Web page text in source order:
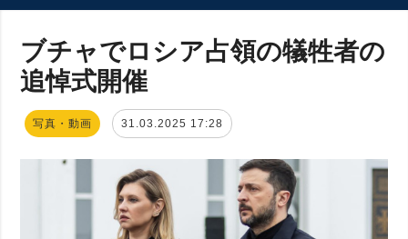
全てのトピック
被占領地
政治
経済・復興
コンタクト
ブチャでロシア占領の犠牲者の
追悼式開催
写真・動画 31.03.2025 17:28